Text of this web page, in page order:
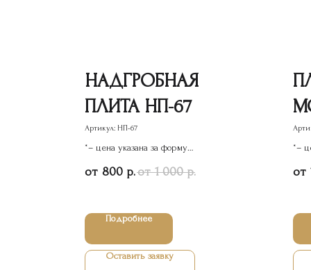
НАДГРОБНАЯ
ПЛИТА НП-67
Артикул: НП-67
*– цена указана за форму
800 р. 1 000 р.
Подробнее
Оставить заявку
*–